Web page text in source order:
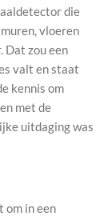
die
vloeren
Dat zou een
valt en staat
kennis om
met de
uitdaging was
om in een